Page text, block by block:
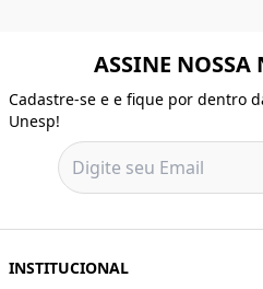
ASSINE NOSSA
Cadastre-se e e fique por dentro
Unesp!
INSTITUCIONAL